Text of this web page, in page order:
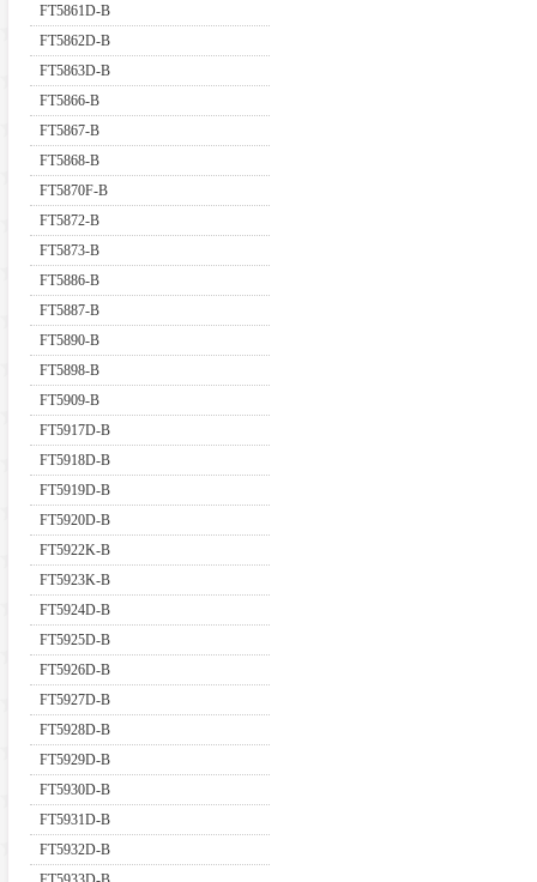
FT5861D-B
FT5862D-B
FT5863D-B
FT5866-B
FT5867-B
FT5868-B
FT5870F-B
FT5872-B
FT5873-B
FT5886-B
FT5887-B
FT5890-B
FT5898-B
FT5909-B
FT5917D-B
FT5918D-B
FT5919D-B
FT5920D-B
FT5922K-B
FT5923K-B
FT5924D-B
FT5925D-B
FT5926D-B
FT5927D-B
FT5928D-B
FT5929D-B
FT5930D-B
FT5931D-B
FT5932D-B